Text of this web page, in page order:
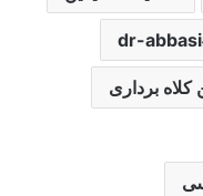
dr-abbasi
کلاه برداری